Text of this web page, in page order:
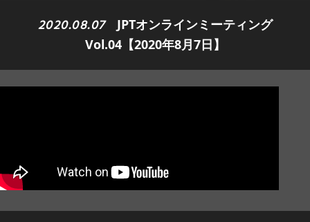
レース結果
チーム・選手
競技ガイド
エントリー
2020.08.07
JPTオンラインミーティング
Vol.04【2020年8月7日】